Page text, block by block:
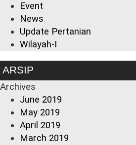
Event
News
Update Pertanian
Wilayah-I
ARSIP
Archives
June 2019
May 2019
April 2019
March 2019